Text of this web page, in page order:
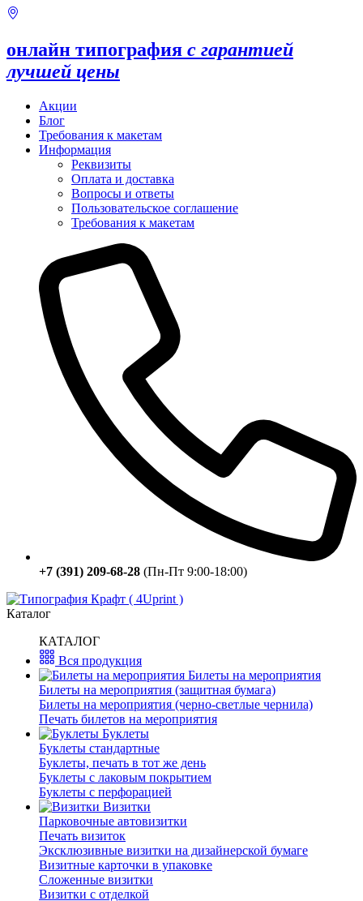
онлайн типография с гарантией
лучшей цены
Акции
Блог
Требования к макетам
Информация
Реквизиты
Оплата и доставка
Вопросы и ответы
Пользовательское соглашение
Требования к макетам
+7 (391) 209-68-28 (Пн-Пт 9:00-18:00)
Каталог
КАТАЛОГ
Вся продукция
Билеты на мероприятия
Билеты на мероприятия (защитная бумага)
Билеты на мероприятия (черно-светлые чернила)
Печать билетов на мероприятия
Буклеты
Буклеты стандартные
Буклеты, печать в тот же день
Буклеты с лаковым покрытием
Буклеты с перфорацией
Визитки
Парковочные автовизитки
Печать визиток
Эксклюзивные визитки на дизайнерской бумаге
Визитные карточки в упаковке
Сложенные визитки
Визитки с отделкой